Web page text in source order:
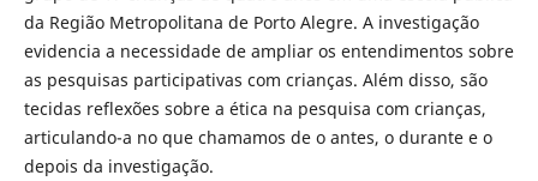
da Região Metropolitana de Porto Alegre. A investigação
evidencia a necessidade de ampliar os entendimentos sobre
as pesquisas participativas com crianças. Além disso, são
tecidas reflexões sobre a ética na pesquisa com crianças,
articulando-a no que chamamos de o antes, o durante e o
depois da investigação.